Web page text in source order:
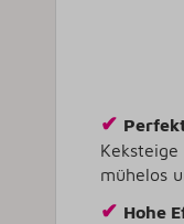
✔
mühelos
✔ Hohe